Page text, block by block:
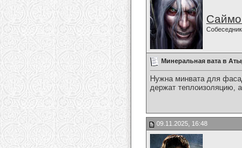
Собеседник
Минеральная вата в
Нужна минвата для
держат теплоизоляцию,
09.11.2025, 16:48